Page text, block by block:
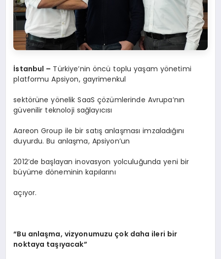
İstanbul – Türkiye’nin öncü toplu yaşam yönetimi
platformu Apsiyon, gayrimenkul
sektörüne yönelik SaaS çözümlerinde Avrupa’nın
güvenilir teknoloji sağlayıcısı
Aareon Group ile bir satış anlaşması imzaladığını
duyurdu. Bu anlaşma, Apsiyon’un
2012’de başlayan inovasyon yolculuğunda yeni bir
büyüme döneminin kapılarını
açıyor.
“Bu anlaşma, vizyonumuzu çok daha ileri bir
noktaya taşıyacak”